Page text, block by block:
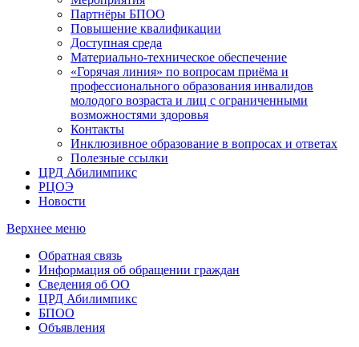
Партнёры БПОО
Повышение квалификации
Доступная среда
Материально-техническое обеспечение
«Горячая линия» по вопросам приёма и
профессионального образования инвалидов
молодого возраста и лиц с ограниченными
возможностями здоровья
Контакты
Инклюзивное образование в вопросах и ответах
Полезные ссылки
ЦРД Абилимпикс
РЦОЭ
Новости
Верхнее меню
Обратная связь
Информация об обращении граждан
Сведения об ОО
ЦРД Абилимпикс
БПОО
Объявления